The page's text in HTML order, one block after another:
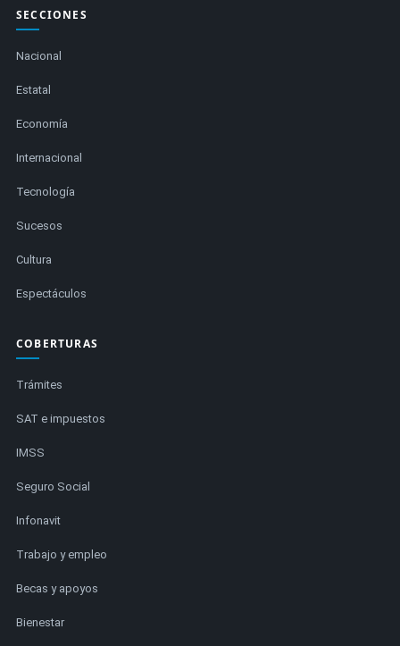
SECCIONES
Nacional
Estatal
Economía
Internacional
Tecnología
Sucesos
Cultura
Espectáculos
COBERTURAS
Trámites
SAT e impuestos
IMSS
Seguro Social
Infonavit
Trabajo y empleo
Becas y apoyos
Bienestar